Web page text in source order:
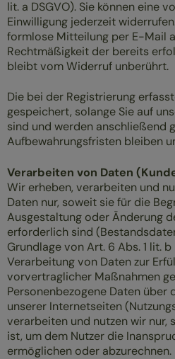
lit. a DSGVO). Sie können eine
Einwilligung jederzeit
formlose Mitteilung per E-Mail
Rechtmäßigkeit der bereits
bleibt vom Widerruf unberührt.
Die bei der Registrierung
gespeichert, solange Sie auf
sind und werden anschließend
Aufbewahrungsfristen bleiben
Verarbeiten von Daten
Wir erheben, verarbeiten und
Daten nur, soweit sie für die
Ausgestaltung oder Änderung
erforderlich sind
Grundlage von Art. 6 Abs. 1 lit. b
Verarbeitung von Daten zur
vorvertraglicher Maßnahmen
Personenbezogene Daten über
unserer Internetseiten
verarbeiten und nutzen wir
ist, um dem Nutzer die
ermöglichen oder abzurechnen.